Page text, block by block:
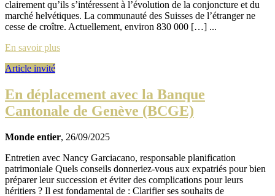
clairement qu’ils s’intéressent à l’évolution de la conjoncture et du
marché helvétiques. La communauté des Suisses de l’étranger ne
cesse de croître. Actuellement, environ 830 000 […] ...
En savoir plus
Article invité
En déplacement avec la Banque
Cantonale de Genève (BCGE)
Monde entier, 26/09/2025
Entretien avec Nancy Garciacano, responsable planification
patrimoniale Quels conseils donneriez-vous aux expatriés pour bien
préparer leur succession et éviter des complications pour leurs
héritiers ? Il est fondamental de : Clarifier ses souhaits de